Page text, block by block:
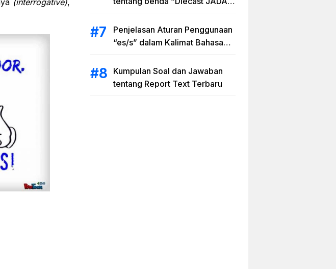
(interrogative),
Penjelasan Aturan Penggunaan
“es/s” dalam Kalimat Bahasa
Kumpulan Soal dan Jawaban
tentang Report Text Terbaru